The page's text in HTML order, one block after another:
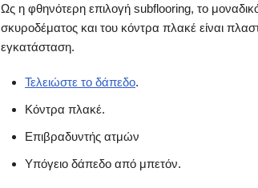
Ως η φθηνότερη επιλογή subflooring, το
σκυροδέματος και του κόντρα πλακέ είναι
εγκατάσταση.
Τελειώστε το δάπεδο.
Κόντρα πλακέ.
Επιβραδυντής ατμών
Υπόγειο δάπεδο από μπετόν.